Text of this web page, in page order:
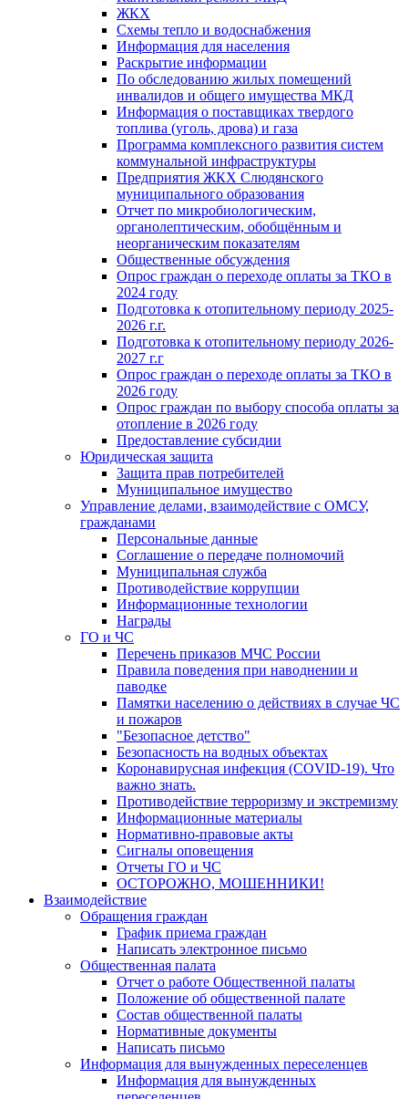
ЖКХ
Схемы тепло и водоснабжения
Информация для населения
Раскрытие информации
По обследованию жилых помещений
инвалидов и общего имущества МКД
Информация о поставщиках твердого
топлива (уголь, дрова) и газа
Программа комплексного развития систем
коммунальной инфраструктуры
Предприятия ЖКХ Слюдянского
муниципального образования
Отчет по микробиологическим,
органолептическим, обобщённым и
неорганическим показателям
Общественные обсуждения
Опрос граждан о переходе оплаты за ТКО в
2024 году
Подготовка к отопительному периоду 2025-
2026 г.г.
Подготовка к отопительному периоду 2026-
2027 г.г
Опрос граждан о переходе оплаты за ТКО в
2026 году
Опрос граждан по выбору способа оплаты за
отопление в 2026 году
Предоставление субсидии
Юридическая защита
Защита прав потребителей
Муниципальное имущество
Управление делами, взаимодействие с ОМСУ,
гражданами
Персональные данные
Соглашение о передаче полномочий
Муниципальная служба
Противодействие коррупции
Информационные технологии
Награды
ГО и ЧС
Перечень приказов МЧС России
Правила поведения при наводнении и
паводке
Памятки населению о действиях в случае ЧС
и пожаров
"Безопасное детство"
Безопасность на водных объектах
Коронавирусная инфекция (COVID-19). Что
важно знать.
Противодействие терроризму и экстремизму
Информационные материалы
Нормативно-правовые акты
Сигналы оповещения
Отчеты ГО и ЧС
ОСТОРОЖНО, МОШЕННИКИ!
Взаимодействие
Обращения граждан
График приема граждан
Написать электронное письмо
Общественная палата
Отчет о работе Общественной палаты
Положение об общественной палате
Состав общественной палаты
Нормативные документы
Написать письмо
Информация для вынужденных переселенцев
Информация для вынужденных